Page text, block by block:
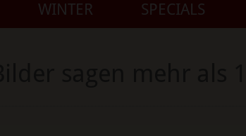
WINTER SPECIALS